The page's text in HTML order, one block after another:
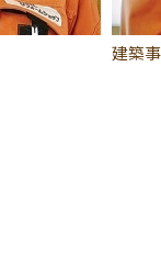
建築